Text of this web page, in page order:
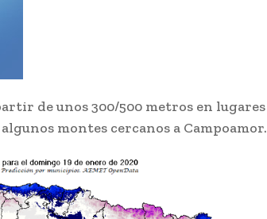
de unos 300/500 metros en lugares
montes cercanos a Campoamor.